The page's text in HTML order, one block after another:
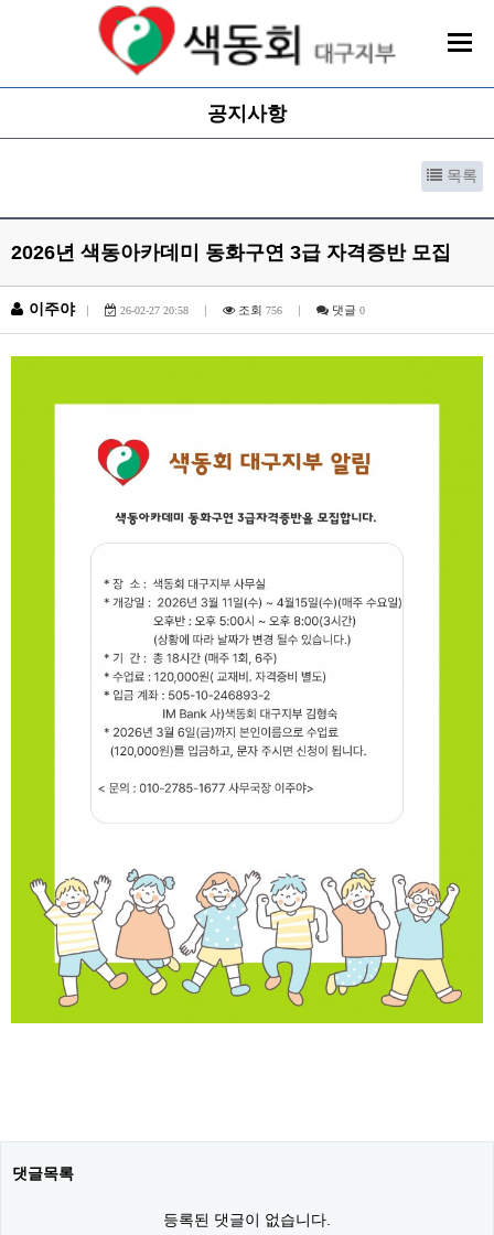
공지사항
목록
2026년 색동아카데미 동화구연 3급 자격증반 모집
이주야 | 26-02-27 20:58 | 조회 756 | 댓글 0
본문
댓글목록
등록된 댓글이 없습니다.